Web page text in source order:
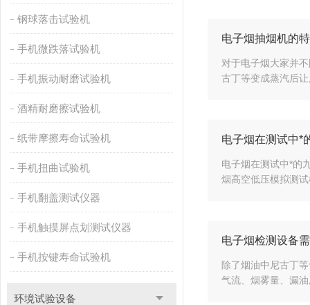
钢球落击试验机
手机微跌落试验机
手机振动耐磨试验机
酒精耐磨擦试验机
纸带摩擦寿命试验机
手机扭曲试验机
手机翻盖测试仪器
手机触摸屏点划测试仪器
手机按键寿命试验机
环境试验设备
电子烟抽烟机的
对于电子烟大家并
古丁等变成蒸汽后
电子烟在测试中*
电子烟在测试中*的
烟高空低压模拟测
电子烟检测设备
除了烟油中尼古丁
气流、烟雾量、漏